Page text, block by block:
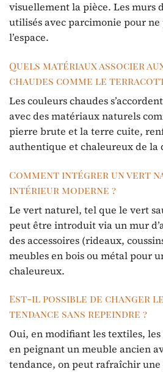
visuellement la pièce. Les murs
utilisés avec parcimonie pour
l’espace.
Quels matériaux associer
chaudes comme le
Les couleurs chaudes
avec des matériaux naturels
pierre brute et la terre cuite,
authentique et chaleureux de
Comment intégrer un vert
intérieur moderne ?
Le vert naturel, tel que le vert
peut être introduit via un mur
des accessoires (rideaux,
meubles en bois ou métal pour
chaleureux.
Est-il possible de changer
tendance sans repeindre ?
Oui, en modifiant les textiles,
en peignant un meuble ancien
tendance, on peut rafraîchir une